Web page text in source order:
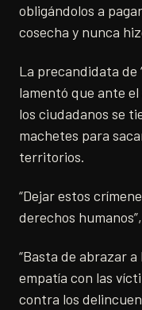
obligándolos a
cosecha y nunca
La precandidata de
lamentó que ante
los ciudadanos se
machetes para
territorios.
“Dejar estos
derechos
“Basta de abrazar
empatía con las
contra los